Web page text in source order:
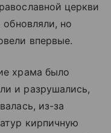
церкви
обновляли, но
впервые.
храма было
и разрушались,
из-за
кирпичную